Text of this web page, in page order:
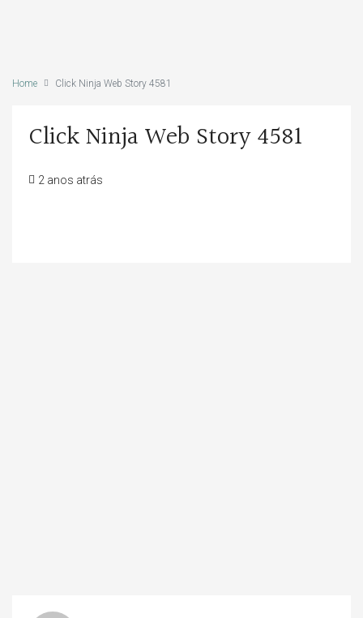
Home Click Ninja Web Story 4581
Click Ninja Web Story 4581
2 anos atrás